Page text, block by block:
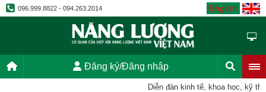
096.999.8822 - 094.263.2014 English
Đăng ký/Đăng nhập
Diễn đàn kinh tế, khoa học, kỹ